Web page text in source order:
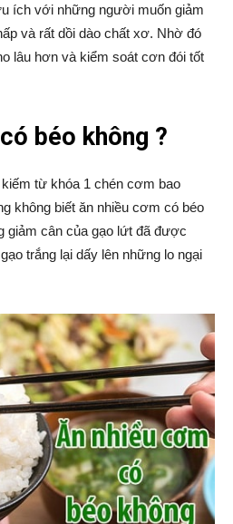
ích với những người muốn giảm
và rất dồi dào chất xơ. Nhờ đó
lâu hơn và kiểm soát cơn đói tốt
béo không ?
từ khóa 1 chén cơm bao
không biết ăn nhiều cơm có béo
giảm cân của gạo lứt đã được
trắng lại dấy lên những lo ngại